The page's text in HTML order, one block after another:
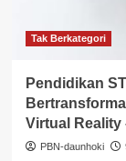
Tak Berkategori
Pendidikan
Virtual Reality
PBN-daunhoki